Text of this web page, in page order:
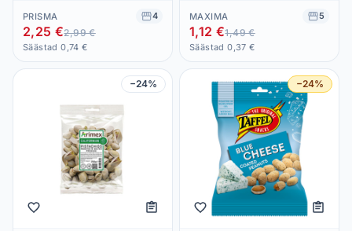
PRISMA 4
2,25 €2,99 €
Säästad 0,74 €
MAXIMA 5
1,12 €1,49 €
Säästad 0,37 €
−24% −24%